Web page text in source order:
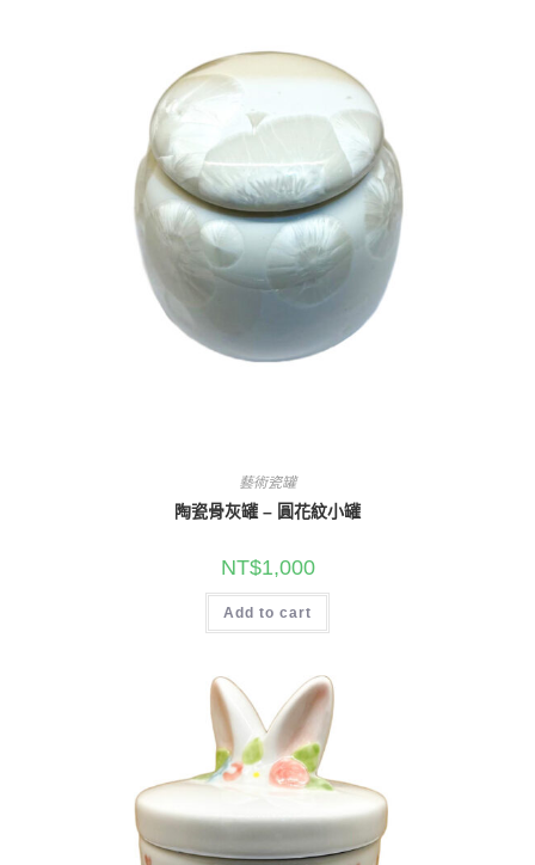
藝術瓷罐
陶瓷骨灰罐 – 圓花紋小罐
NT$1,000
Add to cart